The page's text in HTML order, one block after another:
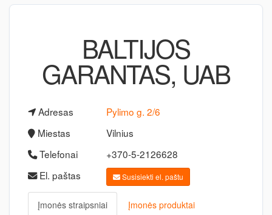
BALTIJOS
GARANTAS, UAB
Adresas
Pylimo g. 2/6
Miestas
Vilnius
Telefonai
+370-5-2126628
El. paštas
Susisiekti el. paštu
Įmonės straipsniai Įmonės produktai